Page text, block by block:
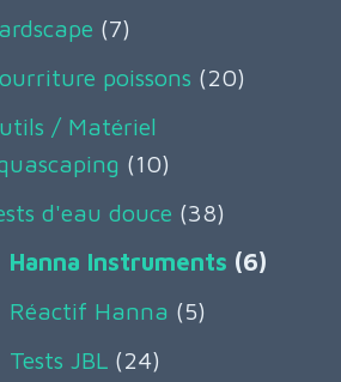
(7)
poissons (20)
/ Matériel
(10)
d'eau douce (38)
Hanna Instruments (6)
Réactif Hanna (5)
Tests JBL (24)